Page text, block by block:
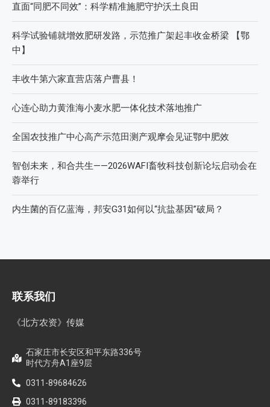
直面“同肥不同效”：科学精准施肥守护沃土良田
科学试验铺就增效肥研发路，示范推广架起丰收金桥梁 【鄂
中】
丰收牛第六家直营店落户曹县！
心连心助力黄淮海小麦水肥一体化技术落地推广
全国农技推广中心高产示范田测产观摩会见证鄂中肥效
智创未来，和合共生——2026WAFI畜牧科技创新论坛启动会在
蓉举行
内生菌的百亿蓝海，邦安G31如何以“抗盐基因”破局？
联系我们
《北方农资》传媒
石家庄市长安区和平东路336号
时代方舟A1座9层
0311-89684626
0311-89183396